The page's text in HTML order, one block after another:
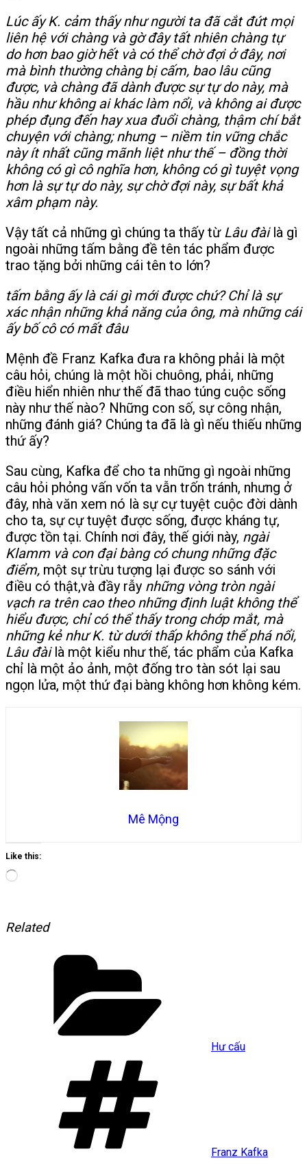
Lúc ấy K. cảm thấy như người ta đã cắt đứt mọi
liên hệ với chàng và gờ đây tất nhiên chàng tự
do hơn bao giờ hết và có thể chờ đợi ở đây, nơi
mà bình thường chàng bị cấm, bao lâu cũng
được, và chàng đã dành được sự tự do này, mà
hầu như không ai khác làm nổi, và không ai được
phép đụng đến hay xua đuổi chàng, thậm chí bắt
chuyện với chàng; nhưng – niềm tin vững chắc
này ít nhất cũng mãnh liệt như thế – đồng thời
không có gì cô nghĩa hơn, không có gì tuyệt vọng
hơn là sự tự do này, sự chờ đợi này, sự bất khả
xâm phạm này.
Vậy tất cả những gì chúng ta thấy từ Lâu đàilà gì
ngoài những tấm bằng đề tên tác phẩm được
trao tặng bởi những cái tên to lớn?
tấm bằng ấy là cái gì mới được chứ? Chỉ là sự
xác nhận những khả năng của ông, mà những cái
ấy bố cô có mất đâu
Mệnh đề Franz Kafka đưa ra không phải là một
câu hỏi, chúng là một hồi chuông, phải, những
điều hiển nhiên như thế đã thao túng cuộc sống
này như thế nào? Những con số, sự công nhận,
những đánh giá? Chúng ta đã là gì nếu thiếu những
thứ ấy?
Sau cùng, Kafka để cho ta những gì ngoài những
câu hỏi phỏng vấn vốn ta vẫn trốn tránh, nhưng ở
đây, nhà văn xem nó là sự cự tuyệt cuộc đời dành
cho ta, sự cự tuyệt được sống, được kháng tự,
được tồn tại. Chính nơi đây, thế giới này, ngài
Klamm và con đại bàng có chung những đặc
điểm, một sự trừu tượng lại được so sánh với
điều có thật,và đầy rẫy những vòng tròn ngài
vạch ra trên cao theo những định luật không thể
hiểu được, chỉ có thể thấy trong chớp mắt, mà
những kẻ như K. từ dưới thấp không thể phá nổi,
Lâu đàilà một kiểu như thế, tác phẩm của Kafka
chỉ là một ảo ảnh, một đống tro tàn sót lại sau
ngọn lửa, một thứ đại bàng không hơn không kém.
Mê Mộng
Like this:
Loading…
Related
Hư cấu
Franz Kafka